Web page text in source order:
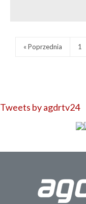
« Poprzednia 1
Tweets by agdrtv24